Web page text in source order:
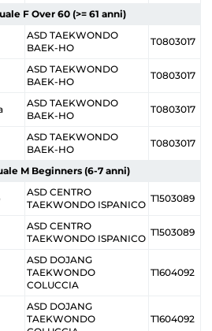
F Over 60 (>= 61 anni)
ASD TAEKWONDO
BAEK-HO
T0803017
ASD TAEKWONDO
BAEK-HO
T0803017
ASD TAEKWONDO
BAEK-HO
T0803017
ASD TAEKWONDO
BAEK-HO
T0803017
M Beginners (6-7 anni)
ASD CENTRO
TAEKWONDO ISPANICO
T1503089
ASD CENTRO
TAEKWONDO ISPANICO
T1503089
ASD DOJANG
TAEKWONDO
COLUCCIA
T1604092
ASD DOJANG
TAEKWONDO
T1604092